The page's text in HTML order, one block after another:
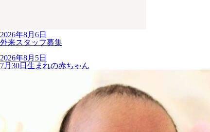
2026年8月6日
外来スタッフ募集
2026年8月5日
7月30日生まれの赤ちゃん